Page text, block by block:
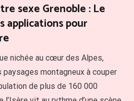
sexe Grenoble : Le
applications pour
nichée au cœur des Alpes,
montagneux à couper
de plus de 160 000